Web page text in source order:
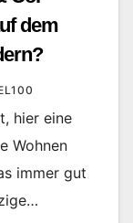
dem
hier eine
Wohnen
immer gut